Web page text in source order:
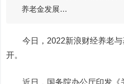
养老金发展…
今日，2022新浪财经养老与
开。
近日，国务院办公厅印发《